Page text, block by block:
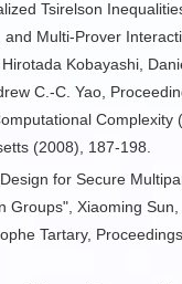
Tsirelson
and Multi-Prover
Kobayashi,
C.-C. Yao,
Complexity
(2008), 187-198.
for Secure
Groups", Xiaoming Sun,
Tartary,